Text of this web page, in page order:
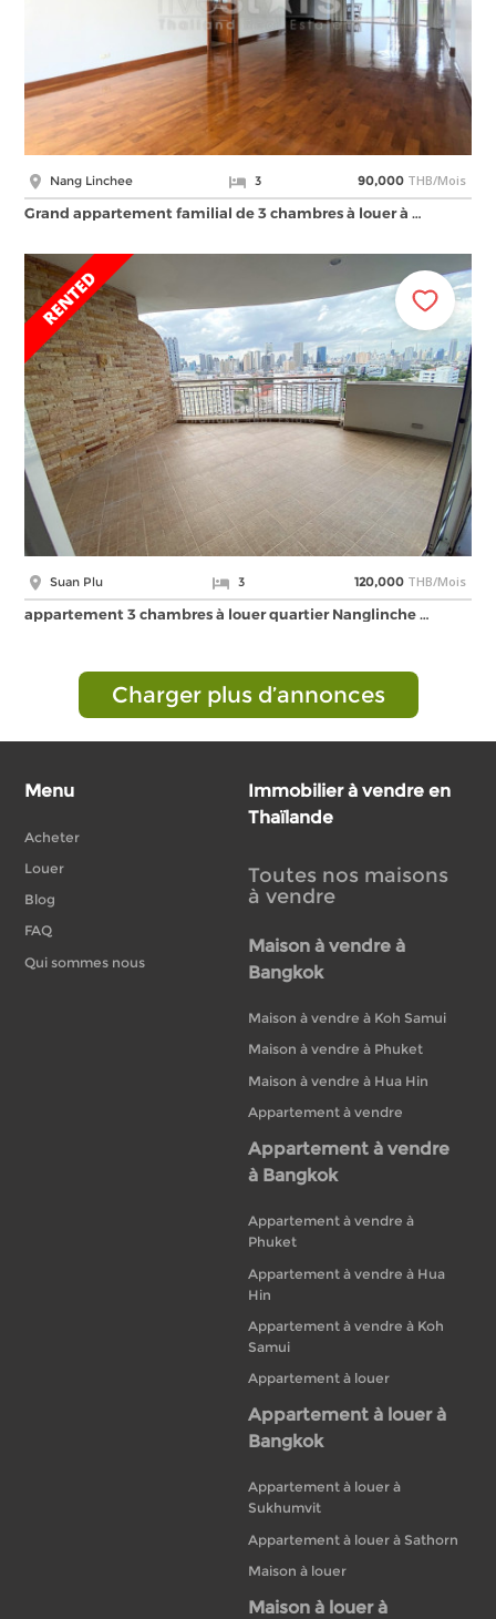
Nang Linchee 3 90,000 THB/Mois
Grand appartement familial de 3 chambres à louer à …
Suan Plu 3 120,000 THB/Mois
appartement 3 chambres à louer quartier Nanglinche …
Charger plus d’annonces
Menu
Acheter
Louer
Blog
FAQ
Qui sommes nous
Immobilier à vendre en
Thaïlande
Toutes nos maisons
à vendre
Maison à vendre à
Bangkok
Maison à vendre à Koh Samui
Maison à vendre à Phuket
Maison à vendre à Hua Hin
Appartement à vendre
Appartement à vendre
à Bangkok
Appartement à vendre à
Phuket
Appartement à vendre à Hua
Hin
Appartement à vendre à Koh
Samui
Appartement à louer
Appartement à louer à
Bangkok
Appartement à louer à
Sukhumvit
Appartement à louer à Sathorn
Maison à louer
Maison à louer à